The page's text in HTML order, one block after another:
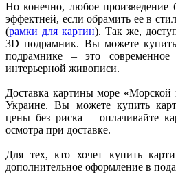
Но конечно, любое произведение
эффектней, если обрамить ее в
(рамки для картин). Так же,
3D подрамник. Вы можете
подрамнике – это
интерьерной живописи.
Доставка картины море «Морской
Украине. Вы можете купить
цены без риска – оплачивайте
осмотра при доставке.
Для тех, кто хочет купить
дополнительное оформление в